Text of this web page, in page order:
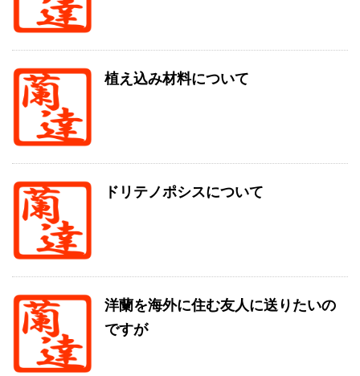
植え込み材料について
ドリテノポシスについて
洋蘭を海外に住む友人に送りたいの
ですが